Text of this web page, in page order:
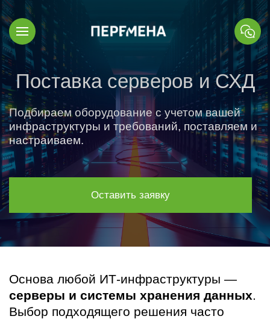
Поставка серверов и СХД
Подбираем оборудование с учетом вашей
инфраструктуры и требований, поставляем и
настраиваем.
Оставить заявку
Основа любой ИТ-инфраструктуры —
серверы и системы хранения данных.
Выбор подходящего решения часто